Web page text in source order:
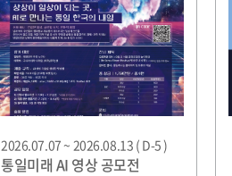
2026.07.07 ~ 2026.08.13 ( D-5 )
통일미래 AI 영상 공모전